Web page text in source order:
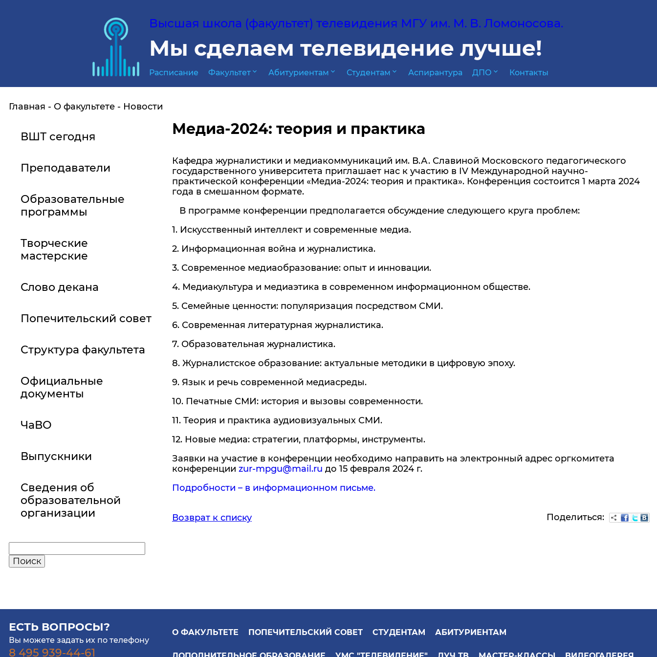
Высшая школа (факультет) телевидения МГУ им. М. В. Ломоносова.
Мы сделаем телевидение лучше!
Расписание Факультет expand_more Абитуриентам expand_more Студентам expand_more Аспирантура ДПО expand_more Контакты
Главная О факультете Новости
ВШТ сегодня
Преподаватели
Образовательные
программы
Творческие
мастерские
Слово декана
Попечительский совет
Структура факультета
Официальные
документы
ЧаВО
Выпускники
Сведения об
образовательной
организации
Медиа-2024: теория и практика
Кафедра журналистики и медиакоммуникаций им. В.А. Славиной Московского педагогического
государственного университета приглашает нас к участию в IV Международной научно-
практической конференции «Медиа-2024: теория и практика». Конференция состоится 1 марта 2024
года в смешанном формате.
В программе конференции предполагается обсуждение следующего круга проблем:
1. Искусственный интеллект и современные медиа.
2. Информационная война и журналистика.
3. Современное медиаобразование: опыт и инновации.
4. Медиакультура и медиаэтика в современном информационном обществе.
5. Семейные ценности: популяризация посредством СМИ.
6. Современная литературная журналистика.
7. Образовательная журналистика.
8. Журналистское образование: актуальные методики в цифровую эпоху.
9. Язык и речь современной медиасреды.
10. Печатные СМИ: история и вызовы современности.
11. Теория и практика аудиовизуальных СМИ.
12. Новые медиа: стратегии, платформы, инструменты.
Заявки на участие в конференции необходимо направить на электронный адрес оргкомитета
конференции zur-mpgu@mail.ru до 15 февраля 2024 г.
Подробности – в информационном письме.
Возврат к списку Поделиться:
ЕСТЬ ВОПРОСЫ?
Вы можете задать их по телефону
8 495 939-44-61
О ФАКУЛЬТЕТЕ ПОПЕЧИТЕЛЬСКИЙ СОВЕТ СТУДЕНТАМ АБИТУРИЕНТАМ